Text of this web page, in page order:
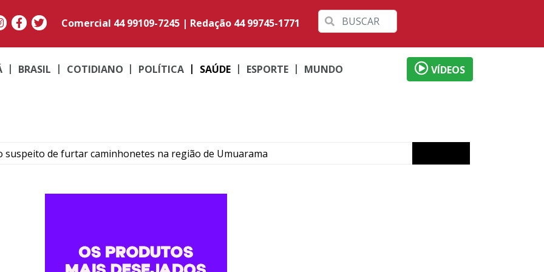
Comercial 44 99109-7245 | Redação 44 99745-1771
BRASIL COTIDIANO POLÍTICA SAÚDE ESPORTE MUNDO VÍDEOS
suspeito de furtar caminhonetes na região de Umuarama
baratos em Umuarama, mas gás de cozinha mantém estabilidade